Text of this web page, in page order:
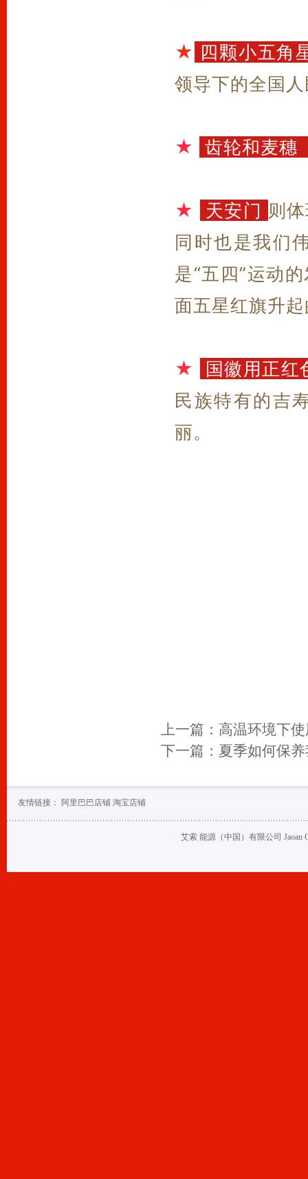
★ 四颗小五角
领导下的全国
★ 齿轮和麦穗
★ 天安门 则
同时也是我们
是“五四”运动
面五星红旗升
★
国徽用正
民族特有的吉
丽。
上一篇： 高温环境下
下一篇： 夏季如何保
友情链接： 阿里巴巴店铺 淘宝店铺
艾索 能源（中国）有限公司 Jaoan